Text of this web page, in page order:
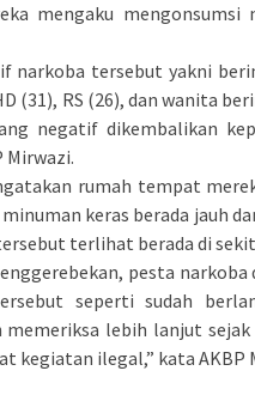
mengaku mengonsumsi
narkoba tersebut yakni
(31), RS (26), dan wanita
negatif dikembalikan
Mirwazi.
rumah tempat
keras berada jauh
terlihat berada di
pesta narkoba
seperti sudah
memeriksa lebih lanjut sejak
kegiatan ilegal,” kata AKBP